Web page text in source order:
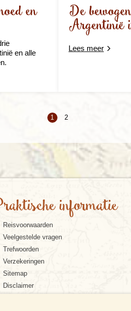
en
en alle
De
Argentinië
Lees meer
1 2
informatie
Reisvoorwaarden
Veelgestelde vragen
Trefwoorden
Verzekeringen
Sitemap
Disclaimer